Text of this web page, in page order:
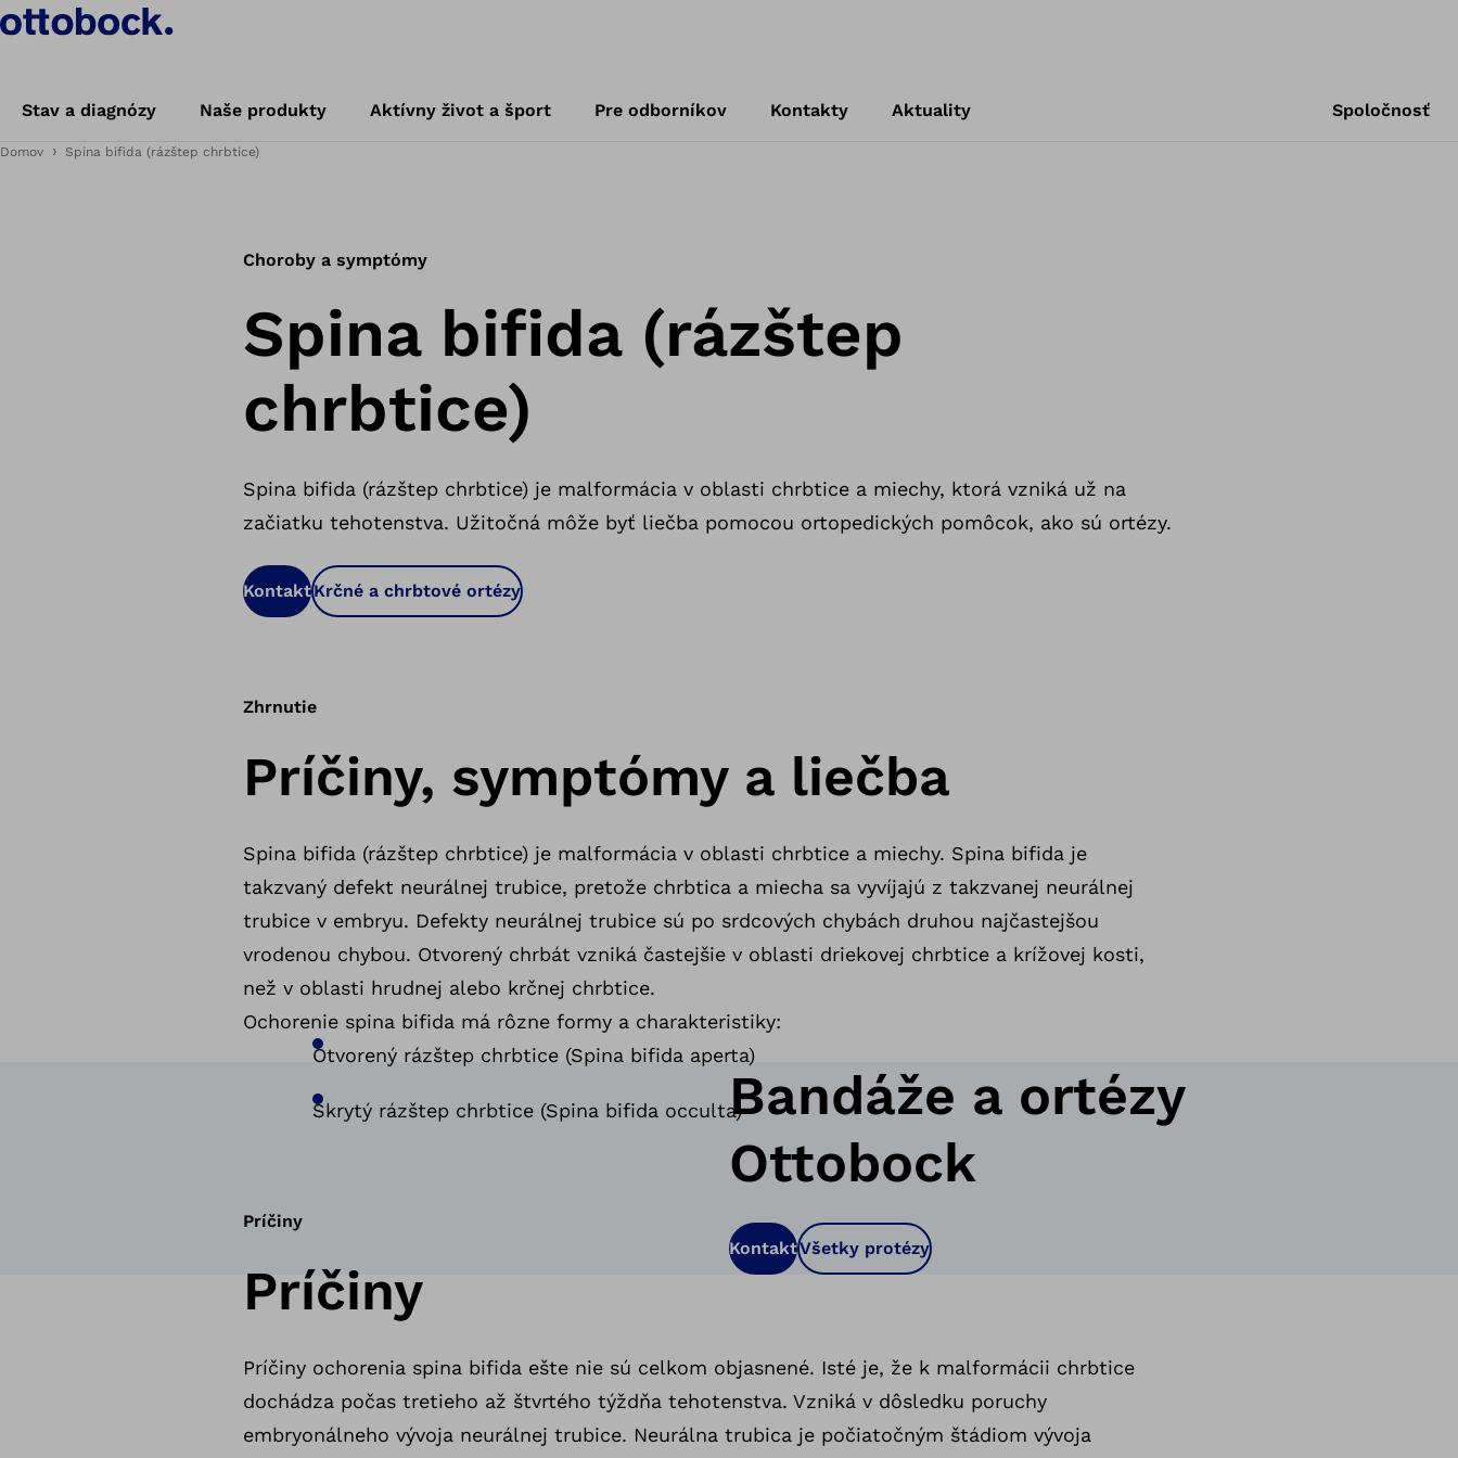
Stav a diagnózy Naše produkty Aktívny život a šport Pre odborníkov Kontakty Aktuality Spoločnosť
Domov Spina bifida (rázštep chrbtice)
Choroby a symptómy
Spina bifida (rázštep
chrbtice)
Spina bifida (rázštep chrbtice) je malformácia v oblasti chrbtice a miechy, ktorá vzniká už na
začiatku tehotenstva. Užitočná môže byť liečba pomocou ortopedických pomôcok, ako sú ortézy.
KontaktKrčné a chrbtové ortézy
Zhrnutie
Príčiny, symptómy a liečba
Spina bifida (rázštep chrbtice) je malformácia v oblasti chrbtice a miechy. Spina bifida je
takzvaný defekt neurálnej trubice, pretože chrbtica a miecha sa vyvíjajú z takzvanej neurálnej
trubice v embryu. Defekty neurálnej trubice sú po srdcových chybách druhou najčastejšou
vrodenou chybou. Otvorený chrbát vzniká častejšie v oblasti driekovej chrbtice a krížovej kosti,
než v oblasti hrudnej alebo krčnej chrbtice.
Ochorenie spina bifida má rôzne formy a charakteristiky:
Otvorený rázštep chrbtice (Spina bifida aperta)
Skrytý rázštep chrbtice (Spina bifida occulta)Bandáže a ortézy
Ottobock
KontaktVšetky protézy
Príčiny
Príčiny
Príčiny ochorenia spina bifida ešte nie sú celkom objasnené. Isté je, že k malformácii chrbtice
dochádza počas tretieho až štvrtého týždňa tehotenstva. Vzniká v dôsledku poruchy
embryonálneho vývoja neurálnej trubice. Neurálna trubica je počiatočným štádiom vývoja